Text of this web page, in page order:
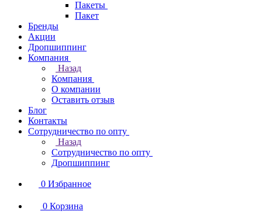
Пакеты
Пакет
Бренды
Акции
Дропшиппинг
Компания
Назад
Компания
О компании
Оставить отзыв
Блог
Контакты
Сотрудничество по опту
Назад
Сотрудничество по опту
Дропшиппинг
0 Избранное
0 Корзина